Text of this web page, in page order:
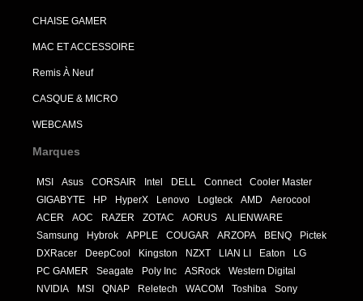
CHAISE GAMER
MAC ET ACCESSOIRE
Remis À Neuf
CASQUE & MICRO
WEBCAMS
Marques
MSI Asus CORSAIR Intel DELL Connect
Cooler Master
GIGABYTE
HP HyperX Lenovo Logteck AMD
Aerocool
ACER
AOC RAZER ZOTAC AORUS
ALIENWARE
Samsung
Hybrok APPLE COUGAR ARZOPA BENQ
Pictek
DXRacer
DeepCool Kingston NZXT LIAN LI Eaton
LG
PC GAMER
Seagate Poly Inc ASRock
Western Digital
NVIDIA
MSI QNAP Reletech WACOM Toshiba Sony